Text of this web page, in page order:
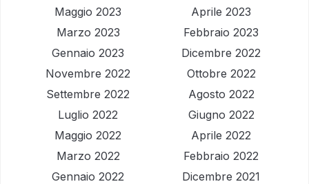
Maggio 2023
Aprile 2023
Marzo 2023
Febbraio 2023
Gennaio 2023
Dicembre 2022
Novembre 2022
Ottobre 2022
Settembre 2022
Agosto 2022
Luglio 2022
Giugno 2022
Maggio 2022
Aprile 2022
Marzo 2022
Febbraio 2022
Gennaio 2022
Dicembre 2021